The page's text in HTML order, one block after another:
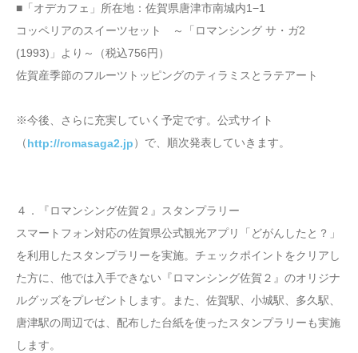
■「オデカフェ」所在地：佐賀県唐津市南城内1−1
コッペリアのスイーツセット ～「ロマンシング サ・ガ2
(1993)」より～（税込756円）
佐賀産季節のフルーツトッピングのティラミスとラテアート
※今後、さらに充実していく予定です。公式サイト
（http://romasaga2.jp）で、順次発表していきます。
４．『ロマンシング佐賀２』スタンプラリー
スマートフォン対応の佐賀県公式観光アプリ「どがんしたと？」
を利用したスタンプラリーを実施。チェックポイントをクリアし
た方に、他では入手できない『ロマンシング佐賀２』のオリジナ
ルグッズをプレゼントします。また、佐賀駅、小城駅、多久駅、
唐津駅の周辺では、配布した台紙を使ったスタンプラリーも実施
します。